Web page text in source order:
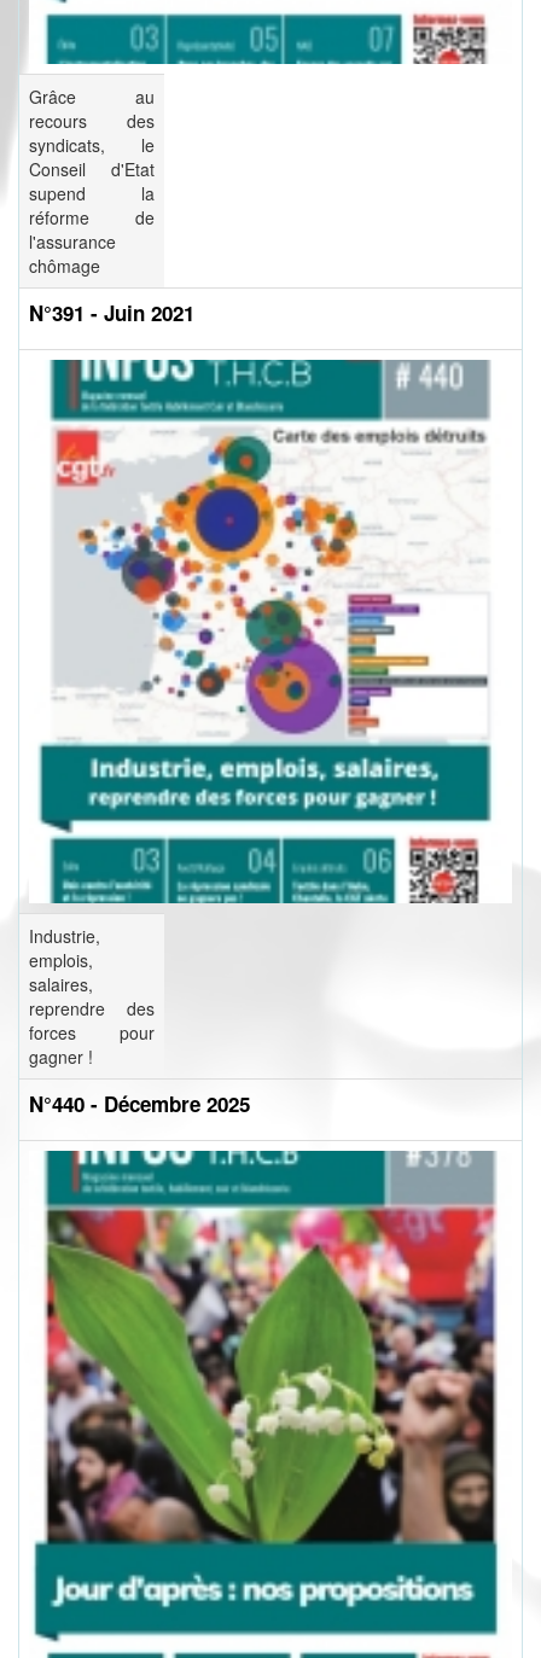
Grâce au
recours des
syndicats, le
Conseil d'Etat
supend la
réforme de
l'assurance
chômage
N°391 - Juin 2021
Industrie,
emplois,
salaires,
reprendre des
forces pour
gagner !
N°440 - Décembre 2025